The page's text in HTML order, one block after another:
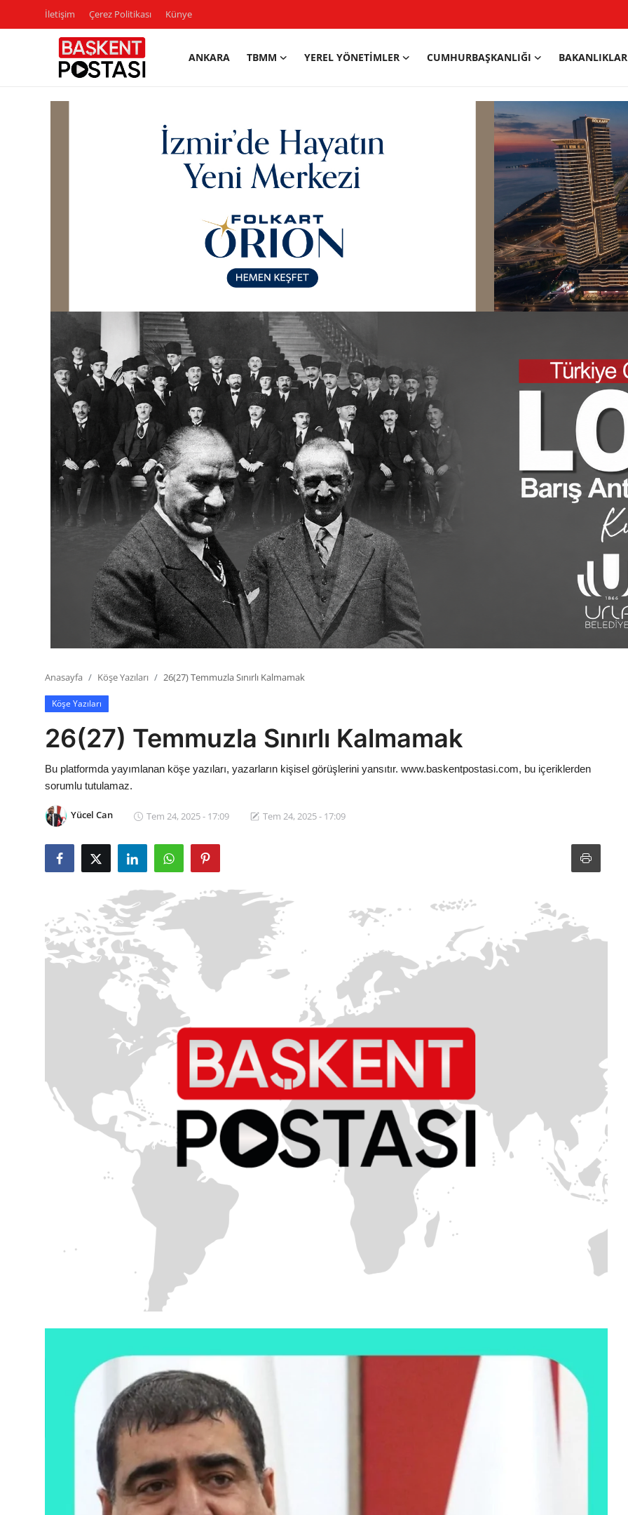
İletişim Çerez Politikası Künye
ANKARA TBMM YEREL YÖNETIMLER CUMHURBAŞKANLIĞI BAKANLIKLAR
Bakanlıklar
Siyasi Partiler
Mülki İdare
Toplum ve Yaşam
Sivil Toplum Kuruluşları
Kamu Kurumları ve Üst Kurullar
Anasayfa Köşe Yazıları 26(27) Temmuzla Sınırlı Kalmamak
Köşe Yazıları
26(27) Temmuzla Sınırlı Kalmamak
Bu platformda yayımlanan köşe yazıları, yazarların kişisel görüşlerini yansıtır. www.baskentpostasi.com, bu içeriklerden
sorumlu tutulamaz.
Yücel Can Tem 24, 2025 - 17:09 Tem 24, 2025 - 17:09